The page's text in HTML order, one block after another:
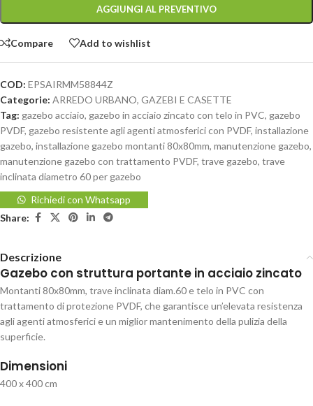
AGGIUNGI AL PREVENTIVO
Compare Add to wishlist
COD: EPSAIRMM58844Z
Categorie: ARREDO URBANO, GAZEBI E CASETTE
Tag: gazebo acciaio, gazebo in acciaio zincato con telo in PVC, gazebo
PVDF, gazebo resistente agli agenti atmosferici con PVDF, installazione
gazebo, installazione gazebo montanti 80x80mm, manutenzione gazebo,
manutenzione gazebo con trattamento PVDF, trave gazebo, trave
inclinata diametro 60 per gazebo
Richiedi con Whatsapp
Share:
Descrizione
Gazebo con struttura portante in acciaio zincato
Montanti 80x80mm, trave inclinata diam.60 e telo in PVC con
trattamento di protezione PVDF, che garantisce un’elevata resistenza
agli agenti atmosferici e un miglior mantenimento della pulizia della
superficie.
Dimensioni
400 x 400 cm